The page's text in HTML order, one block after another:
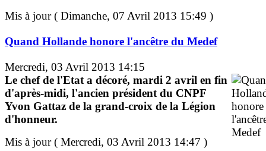
Mis à jour ( Dimanche, 07 Avril 2013 15:49 )
Quand Hollande honore l'ancêtre du Medef
Mercredi, 03 Avril 2013 14:15
Le chef de l'Etat a décoré, mardi 2 avril en fin
d'après-midi, l'ancien président du CNPF
Yvon Gattaz de la grand-croix de la Légion
d'honneur.
Mis à jour ( Mercredi, 03 Avril 2013 14:47 )